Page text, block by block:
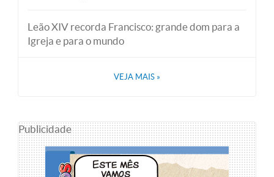
Leão XIV recorda Francisco: grande dom para a
Igreja e para o mundo
VEJA MAIS »
Publicidade